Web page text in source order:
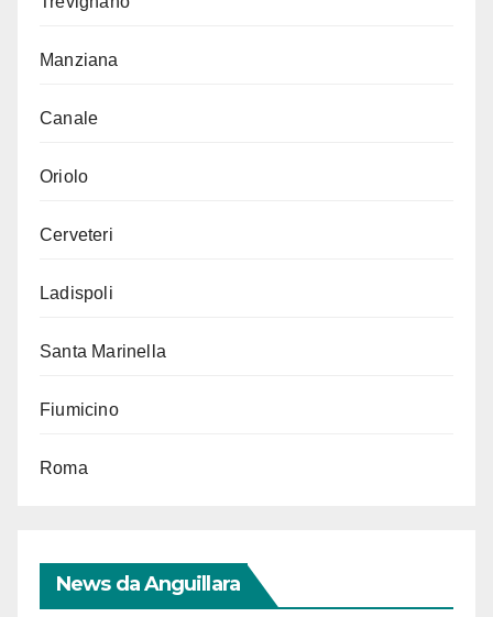
Manziana
Canale
Oriolo
Cerveteri
Ladispoli
Santa Marinella
Fiumicino
Roma
News da Anguillara